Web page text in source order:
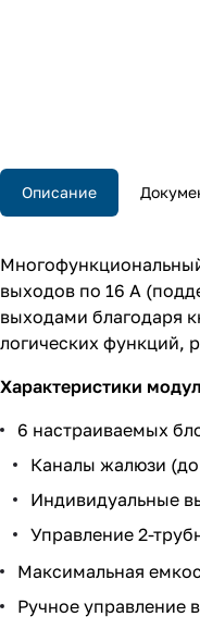
Описание
выходов по 16 А
выходами благодаря
логических функций,
Характеристики
6 настраиваемых
Каналы жалюзи (до
Индивидуальные
Управление 2-
Максимальная
Ручное управление